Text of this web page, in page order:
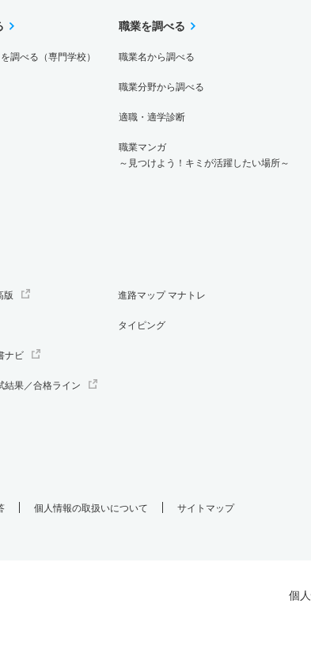
調べる（専門学校）
職業を調べる
職業名から調べる
職業分野から調べる
適職・適学診断
職業マンガ
～見つけよう！キミが活躍したい場所～
版
ナビ
結果／合格ライン
進路マップ マナトレ
タイピング
個人情報の取扱いについて サイトマップ
個